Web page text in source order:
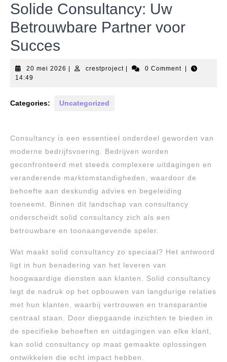
Solide Consultancy: Uw
Betrouwbare Partner voor
Succes
20 mei 2026 20
crestprojectcrestproject0 Comment
14:49
Categories: Uncategorized
Consultancy is een essentieel onderdeel geworden van
moderne bedrijfsvoering. Bedrijven worden
geconfronteerd met steeds complexere uitdagingen en
veranderende marktomstandigheden, waardoor de
behoefte aan deskundig advies en begeleiding
toeneemt. Binnen dit landschap van consultancy
onderscheidt solid consultancy zich als een
betrouwbare en toonaangevende speler.
Wat maakt solid consultancy zo speciaal? Het antwoord
ligt in hun benadering van het leveren van
hoogwaardige diensten aan klanten. Solid consultancy
legt de nadruk op het opbouwen van langdurige relaties
met hun klanten, waarbij vertrouwen en transparantie
centraal staan. Door diepgaande inzichten te bieden in
de specifieke behoeften en uitdagingen van elke klant,
kan solid consultancy op maat gemaakte oplossingen
ontwikkelen die echt impact hebben.